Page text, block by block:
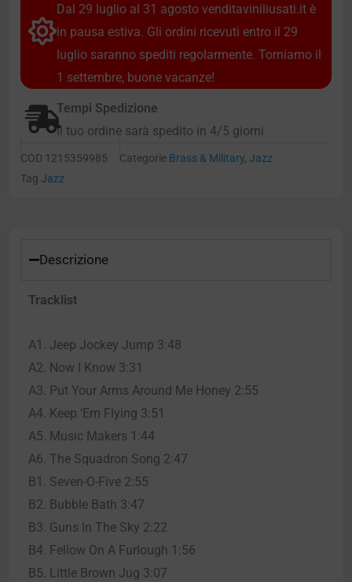
Dal 29 luglio al 31 agosto venditaviniliusati.it è
in pausa estiva. Gli ordini ricevuti entro il 29
luglio saranno spediti regolarmente. Torniamo il
1 settembre, buone vacanze!
Tempi Spedizione
Il tuo ordine sarà spedito in 4/5 giorni
COD 1215359985 Categorie Brass & Military, Jazz
Tag Jazz
Descrizione
Tracklist
A1. Jeep Jockey Jump 3:48
A2. Now I Know 3:31
A3. Put Your Arms Around Me Honey 2:55
A4. Keep ‘Em Flying 3:51
A5. Music Makers 1:44
A6. The Squadron Song 2:47
B1. Seven-O-Five 2:55
B2. Bubble Bath 3:47
B3. Guns In The Sky 2:22
B4. Fellow On A Furlough 1:56
B5. Little Brown Jug 3:07